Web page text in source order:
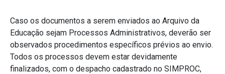
Caso os documentos a serem enviados ao Arquivo da
Educação sejam Processos Administrativos, deverão ser
observados procedimentos específicos prévios ao envio.
Todos os processos devem estar devidamente
finalizados, com o despacho cadastrado no SIMPROC,